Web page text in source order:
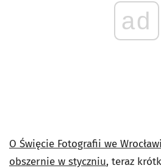
ad
O Święcie Fotografii we
obszernie w styczniu, teraz